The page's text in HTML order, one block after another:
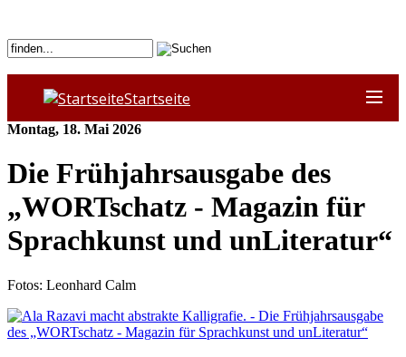
Startseite
Montag, 18. Mai 2026
Die Frühjahrsausgabe des
„WORTschatz - Magazin für
Sprachkunst und unLiteratur“
Fotos: Leonhard Calm